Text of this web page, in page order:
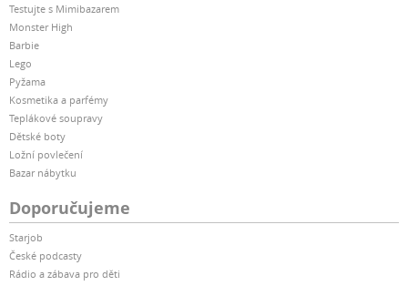
Testujte s Mimibazarem
Monster High
Barbie
Lego
Pyžama
Kosmetika a parfémy
Teplákové soupravy
Dětské boty
Ložní povlečení
Bazar nábytku
Doporučujeme
Starjob
České podcasty
Rádio a zábava pro děti